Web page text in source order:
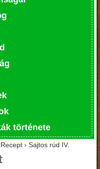
története
› Sajtos rúd IV.